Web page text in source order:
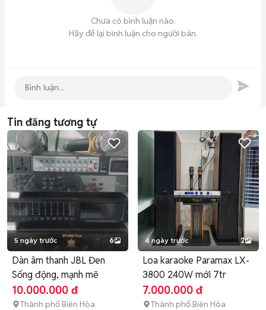
Chưa có bình luận nào.
Hãy để lại bình luận cho người bán.
Tin đăng tương tự
5 ngày trước 6
Dàn âm thanh JBL Đen
Sống động, mạnh mẽ
10.000.000 đ
Thành phố Biên Hòa
4 ngày trước 2
Loa karaoke Paramax LX-
3800 240W mới 7tr
7.000.000 đ
Thành phố Biên Hòa